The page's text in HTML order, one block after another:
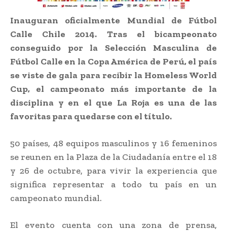
Inauguran oficialmente Mundial de Fútbol
Calle Chile 2014. Tras el bicampeonato
conseguido por la Selección Masculina de
Fútbol Calle en la Copa América de Perú, el país
se viste de gala para recibir la Homeless World
Cup, el campeonato más importante de la
disciplina y en el que La Roja es una de las
favoritas para quedarse con el título.
50 países, 48 equipos masculinos y 16 femeninos
se reunen en la Plaza de la Ciudadanía entre el 18
y 26 de octubre, para vivir la experiencia que
significa representar a todo tu país en un
campeonato mundial.
El evento cuenta con una zona de prensa,